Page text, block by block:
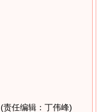
(责任编辑：丁伟峰)